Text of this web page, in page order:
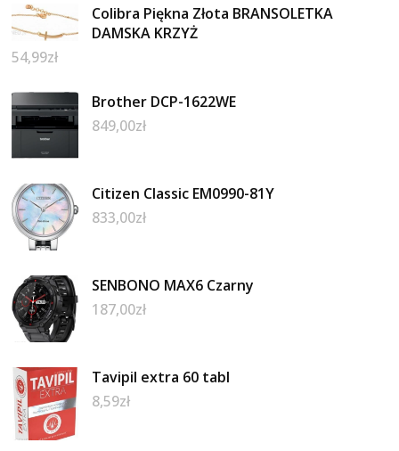
Colibra Piękna Złota BRANSOLETKA
DAMSKA KRZYŻ
54,99zł
Brother DCP-1622WE
849,00zł
Citizen Classic EM0990-81Y
833,00zł
SENBONO MAX6 Czarny
187,00zł
Tavipil extra 60 tabl
8,59zł